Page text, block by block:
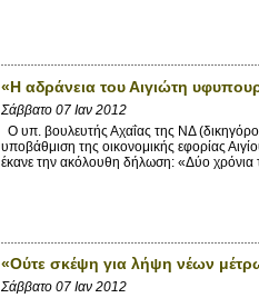
«Η αδράνεια του Αιγιώτη
Σάββατο 07 Ιαν 2012
Ο υπ. βουλευτής Αχαΐας της ΝΔ
υποβάθμιση της οικονομικής εφορίας
έκανε την ακόλουθη δήλωση: «Δύο χρόνια
«Ούτε σκέψη για λήψη νέων
Σάββατο 07 Ιαν 2012